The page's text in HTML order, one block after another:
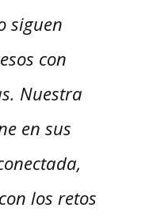
siguen
con
Nuestra
en sus
los retos